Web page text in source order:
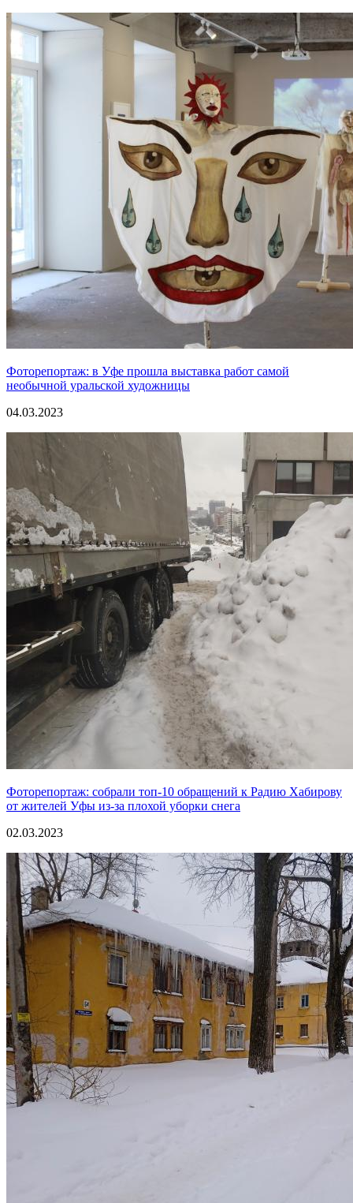
Фоторепортаж: в Уфе прошла выставка работ самой
необычной уральской художницы
04.03.2023
Фоторепортаж: собрали топ-10 обращений к Радию Хабирову
от жителей Уфы из-за плохой уборки снега
02.03.2023